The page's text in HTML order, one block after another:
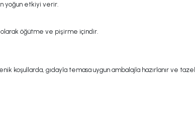
yoğun etkiyi verir.
olarak öğütme ve pişirme içindir.
koşullarda, gıdayla temasa uygun ambalajla hazırlanır ve